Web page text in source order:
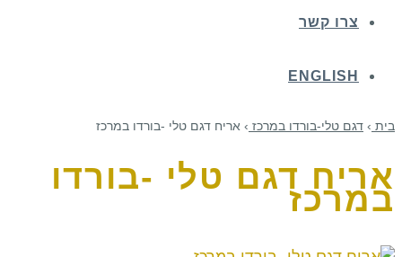
צרו קשר
ENGLISH
בית › דגם טלי-בורדו במרכז › אריח דגם טלי -בורדו במרכז
אריח דגם טלי -בורדו
במרכז